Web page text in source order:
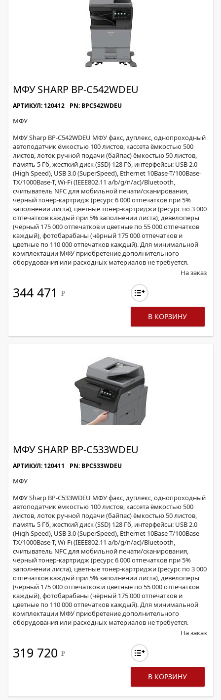
МФУ SHARP BP-С542WDEU
АРТИКУЛ: 120412 PN: BPC542WDEU
МФУ
МФУ Sharp BP-С542WDEU МФУ факс, дуплекс, однопроходный
автоподатчик ёмкостью 100 листов, кассета ёмкостью 500
листов, лоток ручной подачи (байпас) ёмкостью 50 листов,
память 5 Гб, жесткий диск (SSD) 128 Гб, интерфейсы: USB 2.0
(High Speed), USB 3.0 (SuperSpeed), Ethernet 10Base-T/100Base-
TX/1000Base-T, Wi-Fi (IEEE802.11 a/b/g/n/ac)/Bluetooth,
считыватель NFC для мобильной печати/сканирования,
чёрный тонер-картридж (ресурс 6 000 отпечатков при 5%
заполнении листа), цветные тонер-картриджи (ресурс по 3 000
отпечатков каждый при 5% заполнении листа), девелоперы
(чёрный 175 000 отпечатков и цветные по 55 000 отпечатков
каждый), фотобарабаны (чёрный 175 000 отпечатков и
цветные по 110 000 отпечатков каждый). Для минимальной
комплектации МФУ приобретение дополнительного
оборудования или расходных материалов не требуется.
На заказ
344 471 Р
В КОРЗИНУ
МФУ SHARP BP-С533WDEU
АРТИКУЛ: 120411 PN: BPC533WDEU
МФУ
МФУ Sharp BP-С533WDEU МФУ факс, дуплекс, однопроходный
автоподатчик ёмкостью 100 листов, кассета ёмкостью 500
листов, лоток ручной подачи (байпас) ёмкостью 50 листов,
память 5 Гб, жесткий диск (SSD) 128 Гб, интерфейсы: USB 2.0
(High Speed), USB 3.0 (SuperSpeed), Ethernet 10Base-T/100Base-
TX/1000Base-T, Wi-Fi (IEEE802.11 a/b/g/n/ac)/Bluetooth,
считыватель NFC для мобильной печати/сканирования,
чёрный тонер-картридж (ресурс 6 000 отпечатков при 5%
заполнении листа), цветные тонер-картриджи (ресурс по 3 000
отпечатков каждый при 5% заполнении листа), девелоперы
(чёрный 175 000 отпечатков и цветные по 55 000 отпечатков
каждый), фотобарабаны (чёрный 175 000 отпечатков и
цветные по 110 000 отпечатков каждый). Для минимальной
комплектации МФУ приобретение дополнительного
оборудования или расходных материалов не требуется.
На заказ
319 720 Р
В КОРЗИНУ